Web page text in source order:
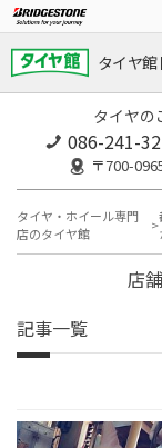
タイヤ館
タイヤの
086-241-
〒700-
タイヤ・ホイール専門
店のタイヤ館
店
記事一覧